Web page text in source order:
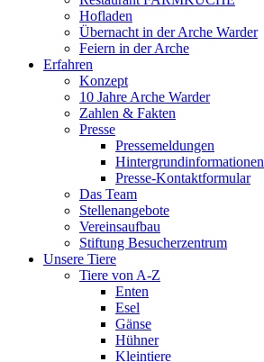
Hofladen
Übernacht in der Arche Warder
Feiern in der Arche
Erfahren
Konzept
10 Jahre Arche Warder
Zahlen & Fakten
Presse
Pressemeldungen
Hintergrundinformationen
Presse-Kontaktformular
Das Team
Stellenangebote
Vereinsaufbau
Stiftung Besucherzentrum
Unsere Tiere
Tiere von A-Z
Enten
Esel
Gänse
Hühner
Kleintiere